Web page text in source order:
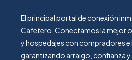
El principal portal de conexión
Cafetero. Conectamos la mejor
y hospedajes con compradores e
garantizando arraigo, confianza y